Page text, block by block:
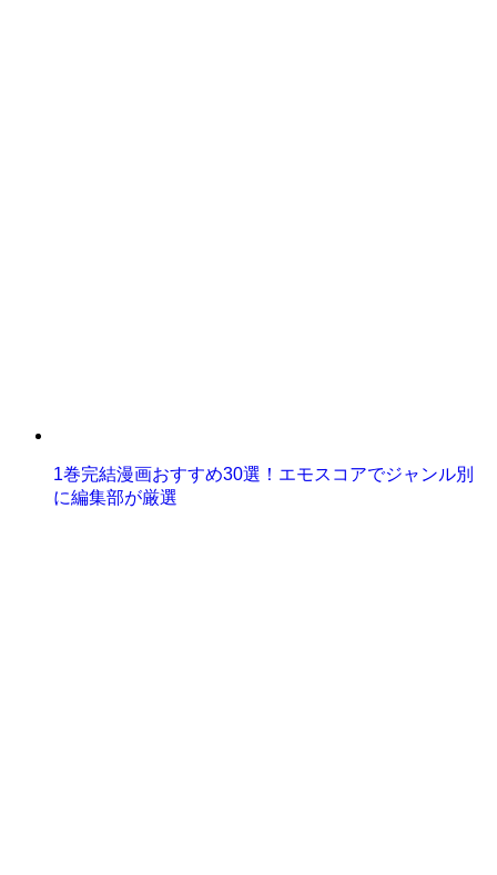
1巻完結漫画おすすめ30選！エモスコアでジャンル別
に編集部が厳選